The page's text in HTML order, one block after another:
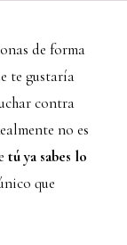
de forma
te gustaría
contra
no es
tú ya sabes lo
que